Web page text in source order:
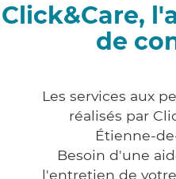
Click&Care,
de
Les services aux
réalisés par
Étienne-
Besoin d'une
l'entretien de